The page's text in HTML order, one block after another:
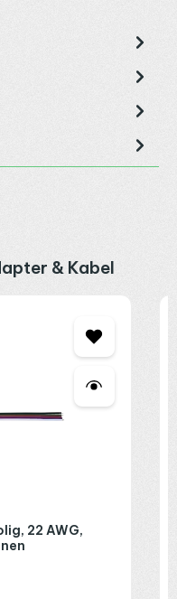
& Kabel
22 AWG,